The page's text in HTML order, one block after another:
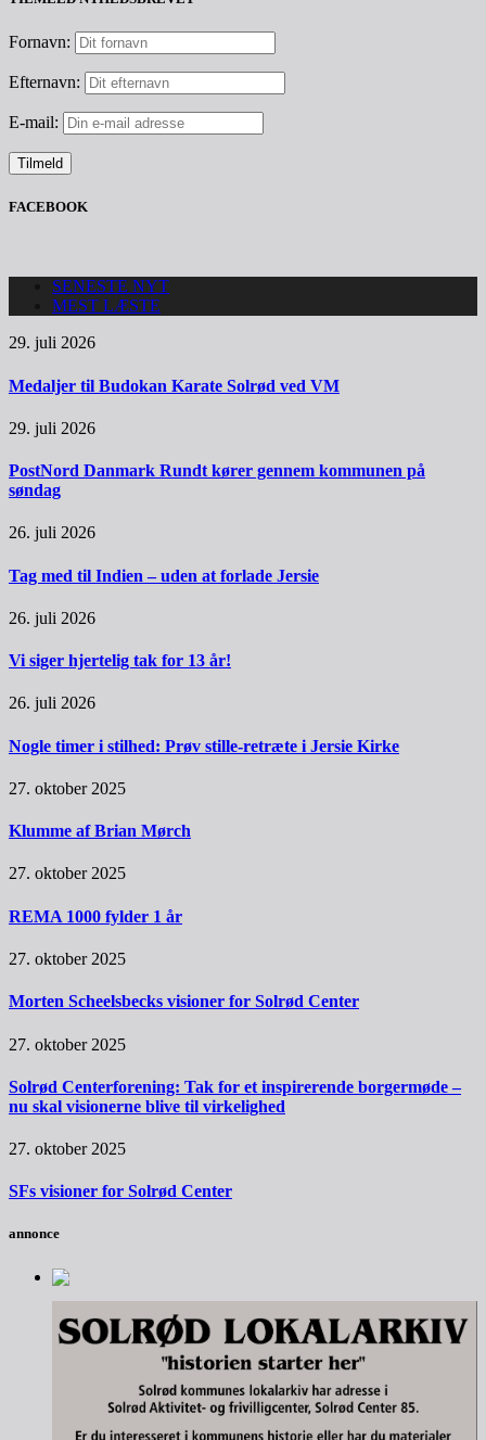
Fornavn:
Efternavn:
E-mail:
FACEBOOK
SENESTE NYT
MEST LÆSTE
29. juli 2026
Medaljer til Budokan Karate Solrød ved VM
29. juli 2026
PostNord Danmark Rundt kører gennem kommunen på
søndag
26. juli 2026
Tag med til Indien – uden at forlade Jersie
26. juli 2026
Vi siger hjertelig tak for 13 år!
26. juli 2026
Nogle timer i stilhed: Prøv stille-retræte i Jersie Kirke
27. oktober 2025
Klumme af Brian Mørch
27. oktober 2025
REMA 1000 fylder 1 år
27. oktober 2025
Morten Scheelsbecks visioner for Solrød Center
27. oktober 2025
Solrød Centerforening: Tak for et inspirerende borgermøde –
nu skal visionerne blive til virkelighed
27. oktober 2025
SFs visioner for Solrød Center
annonce